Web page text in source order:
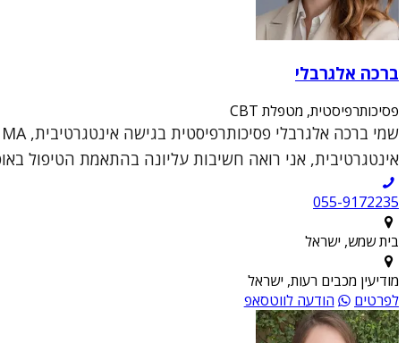
ברכה אלגרבלי
פסיכותרפיסטית, מטפלת CBT
אינטגרטיבית, אני רואה חשיבות עליונה בהתאמת הטיפול
055-9172235
בית שמש, ישראל
מודיעין מכבים רעות, ישראל
לפרטים
הודעה לווטסאפ